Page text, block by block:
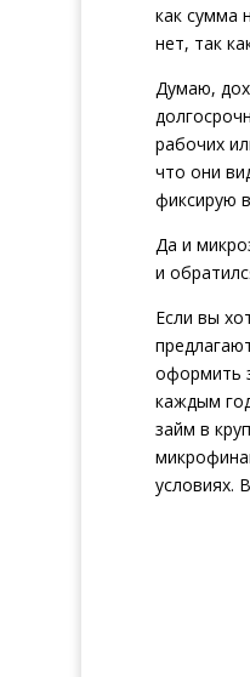
как сумма
нет, так
Думаю,
рабочих
что они
фиксирую
Да и
и
Если вы
оформить
каждым
займ в
условиях.